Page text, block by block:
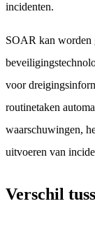
incidenten.
SOAR kan worden
voor
routinetaken
waarschuwingen,
uitvoeren van
Verschil